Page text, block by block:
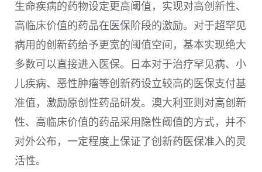
生命疾病的药物设定更高阈值，实现对高创新性、
高临床价值的药品在医保阶段的激励。对于超罕见
病用的创新药给予更宽的阈值空间，基本实现绝大
多数可以直接进入医保。日本对于治疗罕见病、小
儿疾病、恶性肿瘤等创新药设立较高的医保支付基
准值，激励原创性药品研发。澳大利亚则对高创新
性、高临床价值的药品采用隐性阈值的方式，并不
对外公布，一定程度上保证了创新药医保准入的灵
活性。